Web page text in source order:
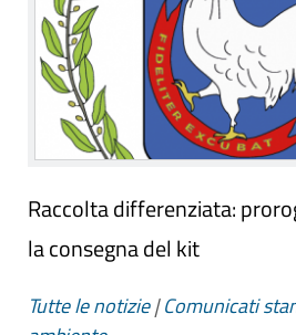
Raccolta differenziata:
la consegna del kit
Tutte le notizie|Comunicati